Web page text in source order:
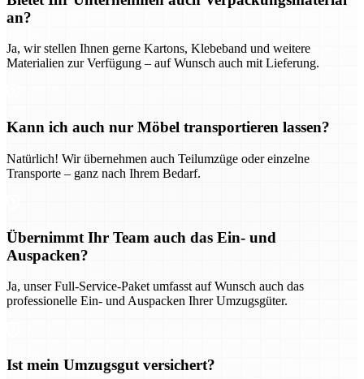
an?
Ja, wir stellen Ihnen gerne Kartons, Klebeband und weitere
Materialien zur Verfügung – auf Wunsch auch mit Lieferung.
Kann ich auch nur Möbel transportieren lassen?
Natürlich! Wir übernehmen auch Teilumzüge oder einzelne
Transporte – ganz nach Ihrem Bedarf.
Übernimmt Ihr Team auch das Ein- und
Auspacken?
Ja, unser Full-Service-Paket umfasst auf Wunsch auch das
professionelle Ein- und Auspacken Ihrer Umzugsgüter.
Ist mein Umzugsgut versichert?